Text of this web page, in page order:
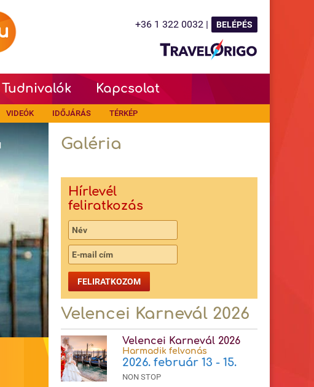
+36 1 322 0032 | BELÉPÉS
Tudnivalók Kapcsolat
VIDEÓK IDŐJÁRÁS TÉRKÉP
Galéria
Hírlevél
feliratkozás
FELIRATKOZOM
Velencei Karnevál 2026
Velencei Karnevál 2026
Harmadik felvonás
2026. február 13 - 15.
NON STOP